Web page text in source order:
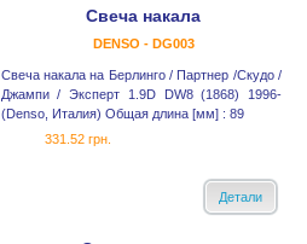
Свеча накала
DENSO - DG003
Свеча накала на Берлинго / Партнер /Скудо /
Джампи / Эксперт 1.9D DW8 (1868) 1996-
(Denso, Италия) Общая длина [мм] : 89
331.52 грн.
Детали